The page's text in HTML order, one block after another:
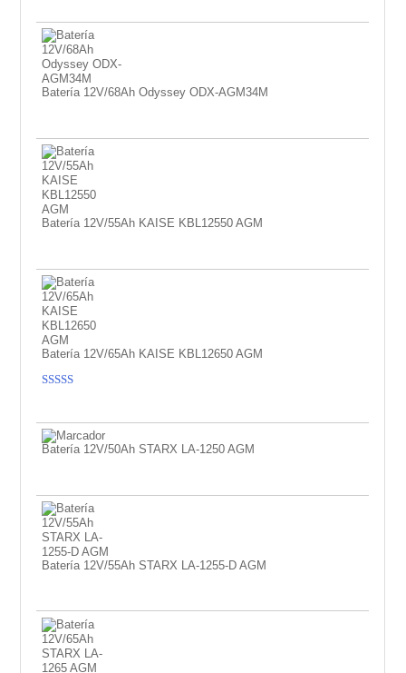
Batería 12V/68Ah Odyssey ODX-AGM34M
Batería 12V/55Ah KAISE KBL12550 AGM
Batería 12V/65Ah KAISE KBL12650 AGM
5
Batería 12V/50Ah STARX LA-1250 AGM
Batería 12V/55Ah STARX LA-1255-D AGM